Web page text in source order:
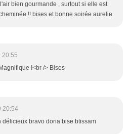
bien gourmande , surtout si elle est
!! bises et bonne soirée aurelie
20:55
!<br /> Bises
20:54
délicieux bravo doria bise btissam